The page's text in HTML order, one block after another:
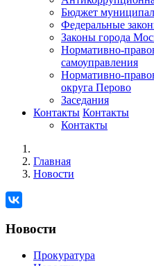
Бюджет
Федеральные
Законы города
Нормативно-
самоуправления
Нормативно-
округа Перово
Заседания
Контакты Контакты
Контакты
Главная
Новости
Новости
Прокуратура